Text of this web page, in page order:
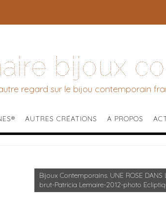
bijoux
regard sur le bijou contemporain
AUTRES CRÉATIONS A PROPOS
Bijoux Contemporains. UNE ROSE
brut-Patricia Lemaire-2012-photo